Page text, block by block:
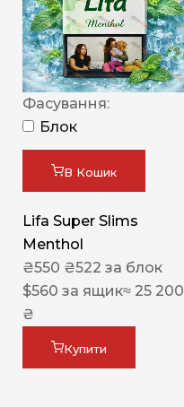
Фасування:
Блок
В Кошик
Lifa Super Slims
Menthol
₴550 ₴522 за блок
$560 за ящик≈ 25 200
₴
Купити